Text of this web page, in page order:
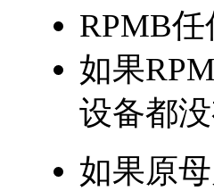
RPMB
如果
设备都
如果原